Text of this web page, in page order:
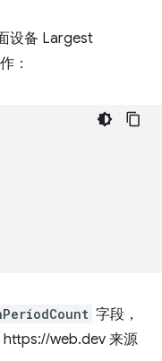
设备 Largest
：
字段，
https://web.dev 来源